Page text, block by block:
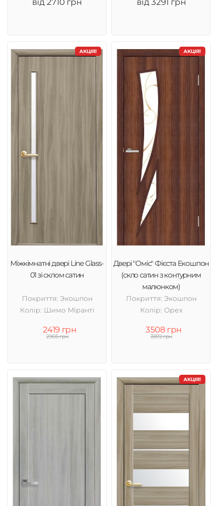
від 2710 грн від 3291 грн
АКЦІЯ!
Міжкімнатні двері Line Glass-
01 зі склом сатин
Покриття: Экошпон
Колір: Шимо Міранті
2419 грн
2905 грн
АКЦІЯ!
Двері "Оміс" Фієста Екошпон
(скло сатин з контурним
малюнком)
Покриття: Экошпон
Колір: Орех
3508 грн
3872 грн
АКЦІЯ!